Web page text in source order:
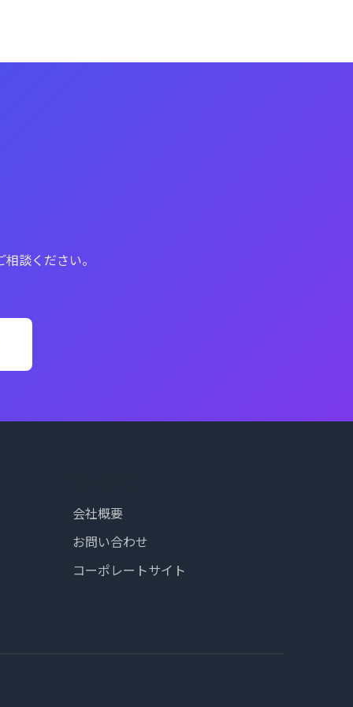
談ください。
会社概要
お問い合わせ
コーポレートサイト